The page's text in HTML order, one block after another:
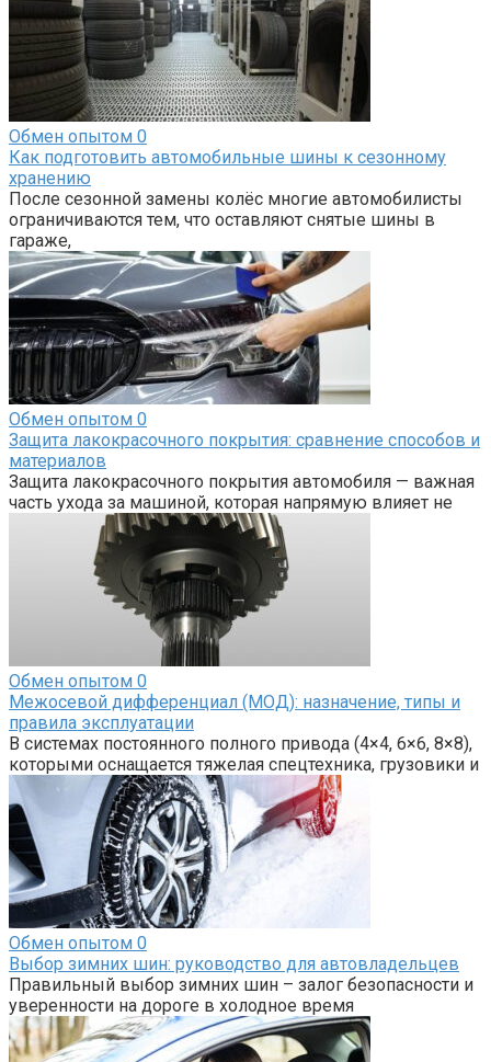
Обмен опытом 0
Как подготовить автомобильные шины к сезонному
хранению
После сезонной замены колёс многие автомобилисты
ограничиваются тем, что оставляют снятые шины в
гараже,
Обмен опытом 0
Защита лакокрасочного покрытия: сравнение способов и
материалов
Защита лакокрасочного покрытия автомобиля — важная
часть ухода за машиной, которая напрямую влияет не
Обмен опытом 0
Межосевой дифференциал (МОД): назначение, типы и
правила эксплуатации
В системах постоянного полного привода (4×4, 6×6, 8×8),
которыми оснащается тяжелая спецтехника, грузовики и
Обмен опытом 0
Выбор зимних шин: руководство для автовладельцев
Правильный выбор зимних шин – залог безопасности и
уверенности на дороге в холодное время